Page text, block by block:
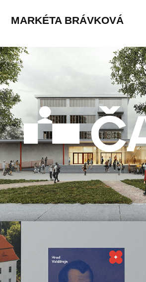
MARKÉTA BRÁVKOVÁ
ČAG
2025
2025